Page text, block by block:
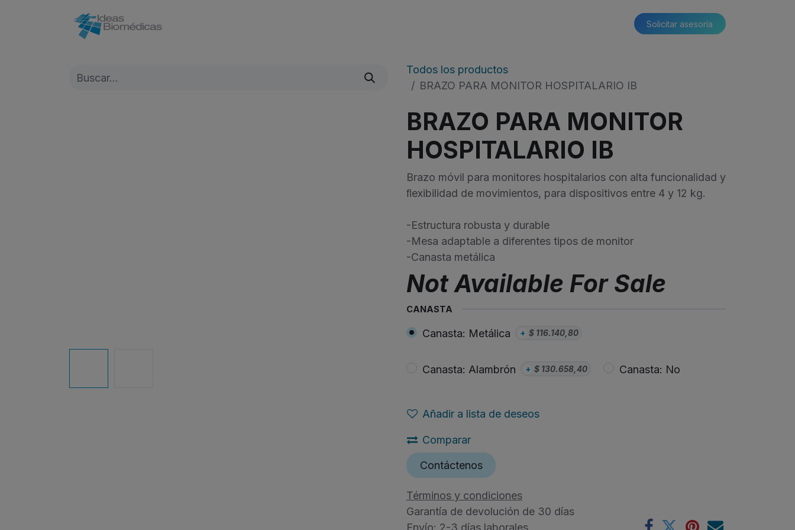
Solicitar asesoría​​
Todos los productos
BRAZO PARA MONITOR HOSPITALARIO IB
BRAZO PARA MONITOR
HOSPITALARIO IB
Brazo móvil para monitores hospitalarios con alta funcionalidad y
ﬂexibilidad de movimientos, para dispositivos entre 4 y 12 kg.
-Estructura robusta y durable
-Mesa adaptable a diferentes tipos de monitor
-Canasta metálica
Not Available For Sale
CANASTA
Canasta: Metálica + $ 116.140,80
Canasta: Alambrón + $ 130.658,40 Canasta: No
Añadir a lista de deseos
Comparar
Contáctenos
Términos y condiciones
Garantía de devolución de 30 días